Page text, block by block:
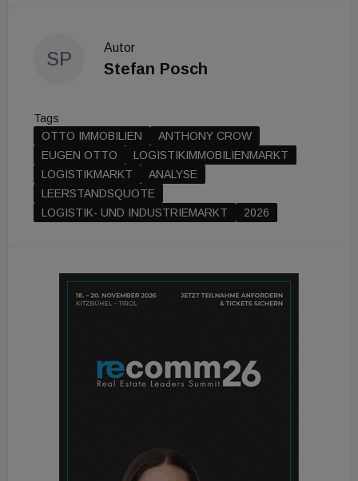
SP
Autor
Stefan Posch
Tags
OTTO IMMOBILIEN
ANTHONY CROW
EUGEN OTTO
LOGISTIKIMMOBILIENMARKT
LOGISTIKMARKT
ANALYSE
LEERSTANDSQUOTE
LOGISTIK- UND INDUSTRIEMARKT
2026